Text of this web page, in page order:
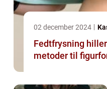
02 december 2024
Fedtfrysning
metoder til